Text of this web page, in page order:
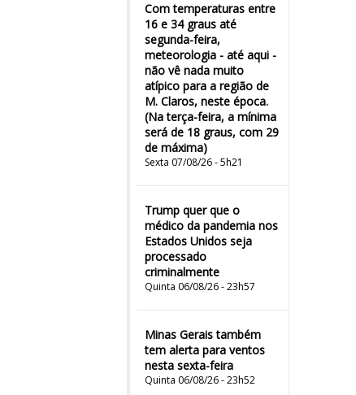
Com temperaturas entre
16 e 34 graus até
segunda-feira,
meteorologia - até aqui -
não vê nada muito
atípico para a região de
M. Claros, neste época.
(Na terça-feira, a mínima
será de 18 graus, com 29
de máxima)
Sexta 07/08/26 - 5h21
Trump quer que o
médico da pandemia nos
Estados Unidos seja
processado
criminalmente
Quinta 06/08/26 - 23h57
Minas Gerais também
tem alerta para ventos
nesta sexta-feira
Quinta 06/08/26 - 23h52